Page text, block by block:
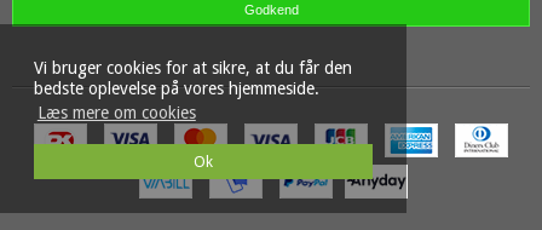
Vi bruger cookies for at sikre, at du får den
bedste oplevelse på vores hjemmeside.
Læs mere om cookies
Ok
Godkend